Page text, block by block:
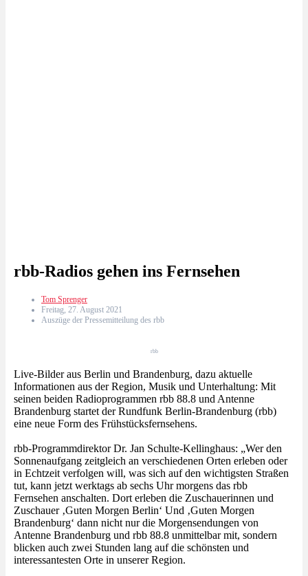
rbb-Radios gehen ins Fernsehen
Tom Sprenger
Freitag, 27. August 2021
Auszüge der Pressemitteilung des rbb
rbb
Live-Bilder aus Berlin und Brandenburg, dazu aktuelle
Informationen aus der Region, Musik und Unterhaltung: Mit
seinen beiden Radioprogrammen rbb 88.8 und Antenne
Brandenburg startet der Rundfunk Berlin-Brandenburg (rbb)
eine neue Form des Frühstücksfernsehens.
rbb-Programmdirektor Dr. Jan Schulte-Kellinghaus: „Wer den
Sonnenaufgang zeitgleich an verschiedenen Orten erleben oder
in Echtzeit verfolgen will, was sich auf den wichtigsten Straßen
tut, kann jetzt werktags ab sechs Uhr morgens das rbb
Fernsehen anschalten. Dort erleben die Zuschauerinnen und
Zuschauer ‚Guten Morgen Berlin‘ Und ‚Guten Morgen
Brandenburg‘ dann nicht nur die Morgensendungen von
Antenne Brandenburg und rbb 88.8 unmittelbar mit, sondern
blicken auch zwei Stunden lang auf die schönsten und
interessantesten Orte in unserer Region.